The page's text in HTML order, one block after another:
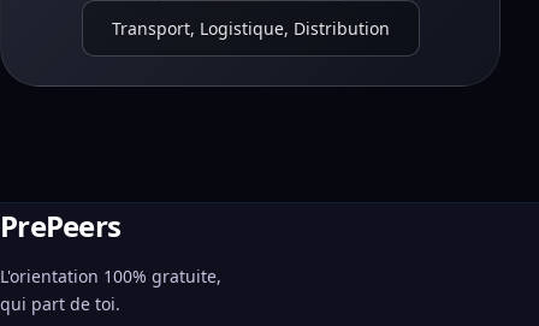
Transport, Logistique, Distribution
PrePeers
L'orientation 100% gratuite,
qui part de toi.